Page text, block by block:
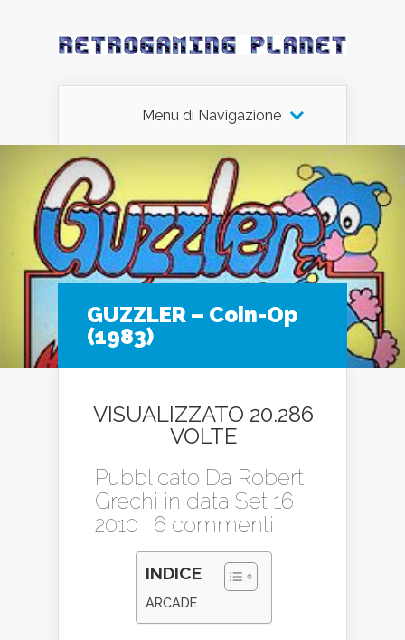
Menu di Navigazione
GUZZLER – Coin-Op
(1983)
VISUALIZZATO 20.286
VOLTE
Pubblicato Da Robert
Grechi in data Set 16,
2010 | 6 commenti
INDICE
ARCADE